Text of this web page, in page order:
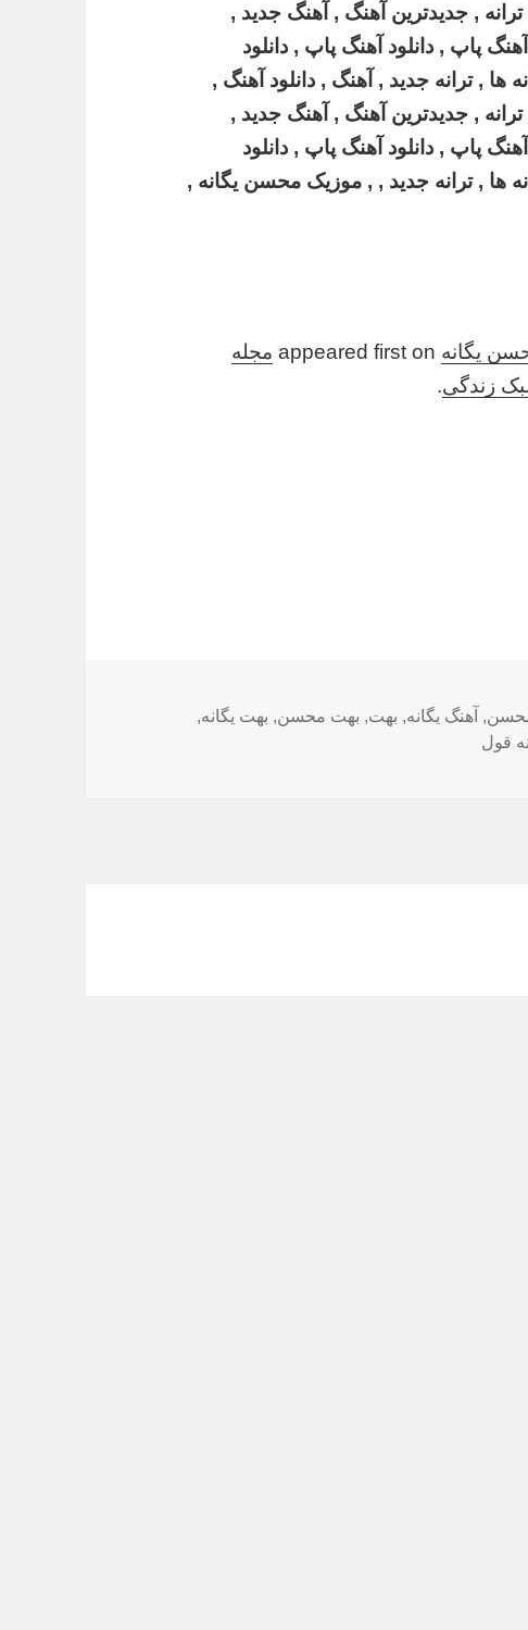
, جدیدترین آهنگ , آهنگ جدید ,
پاپ , دانلود آهنگ پاپ , دانلود
ها , ترانه جدید , آهنگ , دانلود آهنگ ,
, جدیدترین آهنگ , آهنگ جدید ,
پاپ , دانلود آهنگ پاپ , دانلود
ها , ترانه جدید , , موزیک محسن یگانه ,
یگانه
مجله
زندگی.
, آهنگ یگانه, بهت, بهت محسن, بهت یگانه,
قول